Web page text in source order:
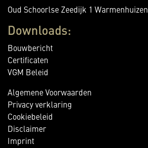
Oud Schoorlse Zeedijk 1 Warmenhuizen
Downloads:
Bouwbericht
Certificaten
VGM Beleid
Algemene Voorwaarden
Privacy verklaring
Cookiebeleid
Disclaimer
Imprint